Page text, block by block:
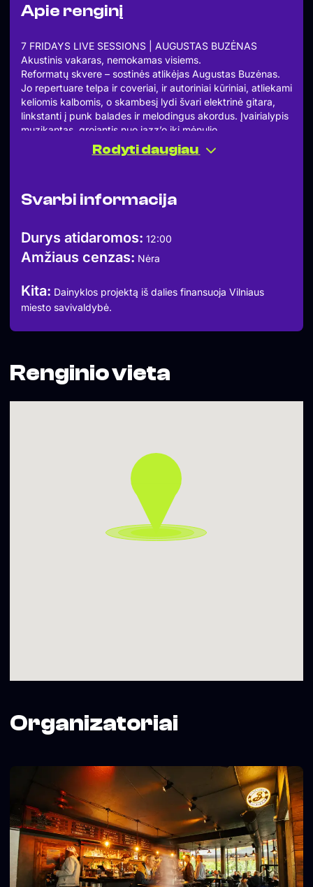
Apie renginį
7 FRIDAYS LIVE SESSIONS | AUGUSTAS BUZĖNAS
Akustinis vakaras, nemokamas visiems.
Reformatų skvere – sostinės atlikėjas Augustas Buzėnas.
Jo repertuare telpa ir coveriai, ir autoriniai kūriniai, atliekami
keliomis kalbomis, o skambesį lydi švari elektrinė gitara,
linkstanti į punk balades ir melodingus akordus. Įvairialypis
muzikantas, grojantis nuo jazz’o iki mėnulio.
Gyva muzika vasaros vakarui po atviru dangumi.
7 Fridays Reformatų, Pylimo g. 9A
Užsukite švęsti vasaros – cos life is for living.
#7fridays #dainykla #LiveSessions
Rodyti daugiau
Svarbi informacija
Durys atidaromos: 12:00
Amžiaus cenzas: Nėra
Kita: Dainyklos projektą iš dalies finansuoja Vilniaus
miesto savivaldybė.
Renginio vieta
Organizatoriai